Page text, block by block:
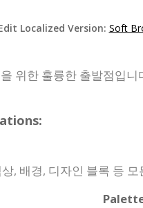
Localized Version: Soft
위한 훌륭한 출발점입
, 배경, 디자인 블록 등